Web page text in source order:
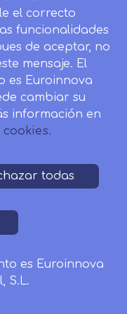
EDIFICIO EDUCA
(Granada)
Matriculación
de Cookies
el correcto
funcionalidades
de aceptar, no
mensaje. El
es Euroinnova
cambiar su
información en
todas
es Euroinnova
S.L.